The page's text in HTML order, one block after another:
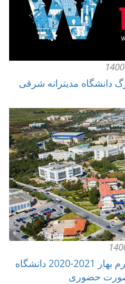
دانشگاه مدیترانه شرقی
جشن فارغ التحصیلی دانشجویان ترم بهار 2021-2020 دانشگاه
صورت حضوری